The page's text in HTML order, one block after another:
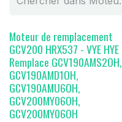
Moteur de remplacement
GCV200 HRX537 - VYE HYE
Remplace GCV190AMS2OH,
GCV190AMD1OH,
GCV190AMU6OH,
GCV200MY06OH,
GCV200MY06OH